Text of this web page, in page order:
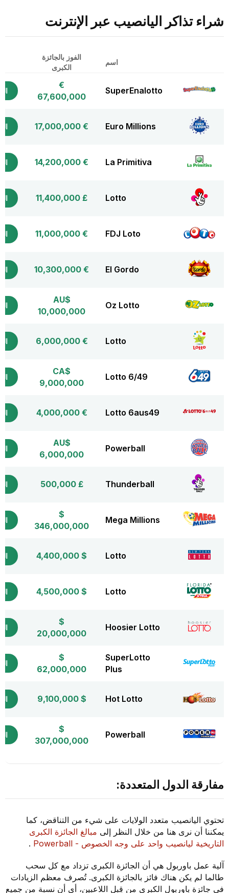
شراء تذاكر اليانصيب عبر الإنترنت
اسم
الفوز بالجائزة
الكبرى
SuperEnalotto
€
67,600,000
Euro Millions
€ 17,000,000
La Primitiva
€ 14,200,000
Lotto
£ 11,400,000
FDJ Loto
€ 11,000,000
El Gordo
€ 10,300,000
Oz Lotto
AU$
10,000,000
Lotto
€ 6,000,000
Lotto 6/49
CA$
9,000,000
Lotto 6aus49
€ 4,000,000
Powerball
AU$
6,000,000
Thunderball
£ 500,000
Mega Millions
$
346,000,000
Lotto
$ 4,400,000
Lotto
$ 4,500,000
Hoosier Lotto
$
20,000,000
SuperLotto
Plus
$
62,000,000
Hot Lotto
$ 9,100,000
Powerball
$
307,000,000
مفارقة الدول المتعددة:
تحتوي اليانصيب متعدد الولايات على شيء من التناقض، كما
يمكننا أن نرى هنا من خلال النظر إلى مبالغ الجائزة الكبرى
التاريخية ليانصيب واحد على وجه الخصوص - Powerball
.
آلية عمل باوربول هي أن الجائزة الكبرى تزداد مع كل سحب
طالما لم يكن هناك فائز بالجائزة الكبرى. تُصرف معظم الزيادات
في جائزة باوربول الكبرى من قِبل اللاعبين، أي أن نسبة من جميع